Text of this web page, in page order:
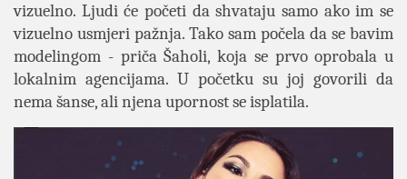
vizuelno. Ljudi će početi da shvataju samo ako im se
vizuelno usmjeri pažnja. Tako sam počela da se bavim
modelingom - priča Šaholi, koja se prvo oprobala u
lokalnim agencijama. U početku su joj govorili da
nema šanse, ali njena upornost se isplatila.